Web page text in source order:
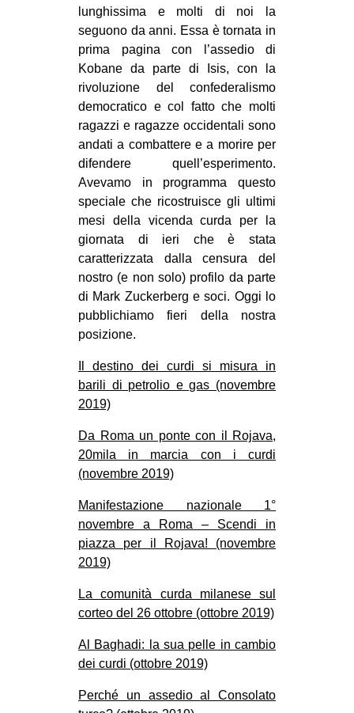
ANTIFASCISMO
DIRITTO ALL’ABITARE
GENERI
MIGRAZIONI
PRECARIATO
REPRESSIONE
STUDENTI
CULTURE
CINEMA
MANIFESTI
MUSICA
INTERNAZIONALE
ESTREMO ORIENTE
EUROPA
MEDIO ORIENTE
MONDO
in
tw
bsky
lunghissima e molti di noi la
seguono da anni. Essa è tornata in
prima pagina con l’assedio di
Kobane da parte di Isis, con la
rivoluzione del confederalismo
democratico e col fatto che molti
ragazzi e ragazze occidentali sono
andati a combattere e a morire per
difendere quell’esperimento.
Avevamo in programma questo
speciale che ricostruisce gli ultimi
mesi della vicenda curda per la
giornata di ieri che è stata
caratterizzata dalla censura del
nostro (e non solo) profilo da parte
di Mark Zuckerberg e soci. Oggi lo
pubblichiamo fieri della nostra
posizione.
Il destino dei curdi si misura in
barili di petrolio e gas (novembre
2019)
Da Roma un ponte con il Rojava,
20mila in marcia con i curdi
(novembre 2019)
Manifestazione nazionale 1°
novembre a Roma – Scendi in
piazza per il Rojava! (novembre
2019)
La comunità curda milanese sul
corteo del 26 ottobre (ottobre 2019)
Al Baghadi: la sua pelle in cambio
dei curdi (ottobre 2019)
Perché un assedio al Consolato